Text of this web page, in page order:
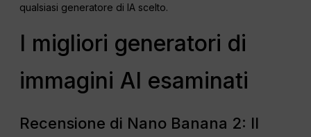
qualsiasi generatore di IA scelto.
I migliori generatori di
immagini AI esaminati
Recensione di Nano Banana 2: Il